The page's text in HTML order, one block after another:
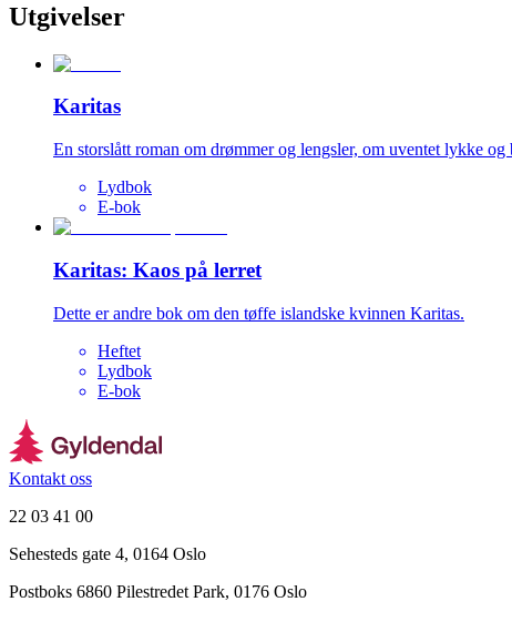
Utgivelser
Karitas
En storslått roman om drømmer og lengsler, om uventet lykke
Lydbok
E-bok
Karitas: Kaos på lerret
Dette er andre bok om den tøffe islandske kvinnen Karitas.
Heftet
Lydbok
E-bok
Kontakt oss
22 03 41 00
Sehesteds gate 4, 0164 Oslo
Postboks 6860 Pilestredet Park, 0176 Oslo